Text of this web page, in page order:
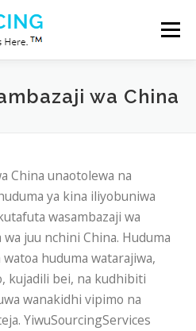
Menu
Kuhusu sisi
wa China
China unaotolewa na
ya kina iliyobuniwa
wasambazaji wa
juu nchini China. Huduma
huduma watarajiwa,
kujadili bei, na kudhibiti
wanakidhi vipimo na
YiwuSourcingServices